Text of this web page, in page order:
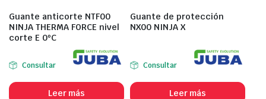
Guante anticorte NTF00
NINJA THERMA FORCE nivel
corte E 0ºC
Consultar
Leer más
Guante de protección
NX00 NINJA X
Consultar
Leer más